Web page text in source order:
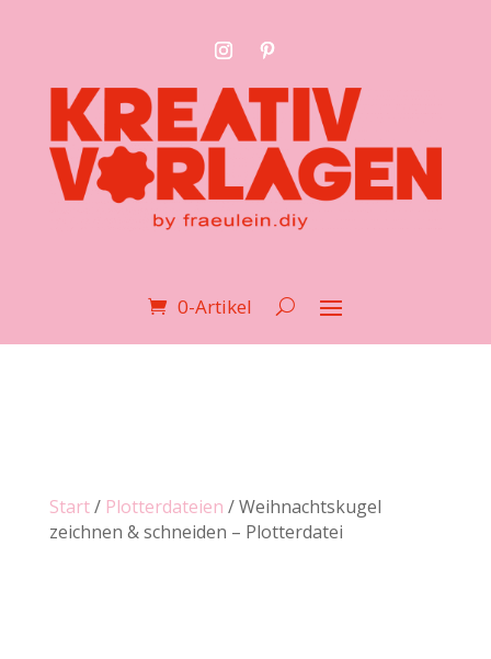
0-Artikel
Start/ Plotterdateien / Weihnachtskugel
zeichnen & schneiden – Plotterdatei